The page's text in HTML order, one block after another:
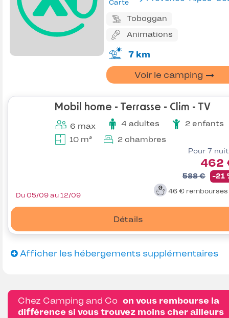
Carte
Toboggan
Animations
7 km
Voir le camping
Mobil home - Terrasse - Clim - TV
6 max 4 adultes
2 enfants
10 m²
2 chambres
Pour 7
462
588 € -21
46 € remboursés
Détails
Du 05/09 au 12/09
Afficher les hébergements supplémentaires
Chez Camping and Co on vous rembourse la
différence si vous trouvez moins cher ailleurs